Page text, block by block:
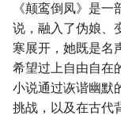
《颠鸾倒凤》是
说，融入了伪娘、
寒展开，她既是名
希望过上自由自在
小说通过诙谐幽默
挑战，以及在古代